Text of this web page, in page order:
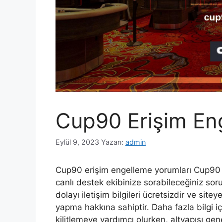
Cup90 Erişim
Eylül 9, 2023 Yazarı: admin
Cup90 erişim engelleme yorumları
canlı destek ekibinize sorabileceğiniz
dolayı iletişim bilgileri ücretsizdir ve
yapma hakkına sahiptir. Daha fazla bilgi
kilitlemeye yardımcı olurken, altyapısı